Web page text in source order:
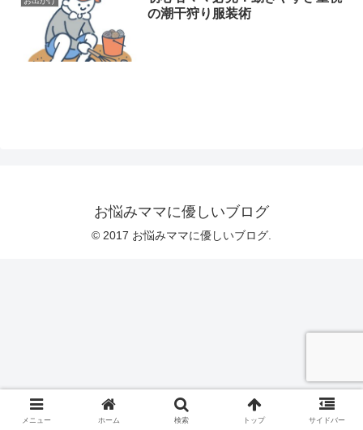
の潮干狩り服装術
お悩みママに優しいブログ
© 2017 お悩みママに優しいブログ.
メニュー ホーム 検索 トップ サイドバー